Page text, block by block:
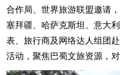
合作局、世界旅游联盟邀请
塞拜疆、哈萨克斯坦、意大
表、旅行商及网络达人组团
活动，聚焦巴蜀文旅资源，